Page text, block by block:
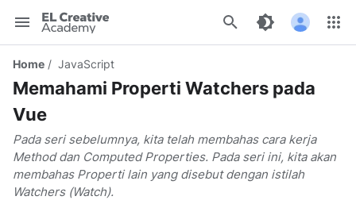
EL
Academy
Home JavaScript
Memahami Properti Watchers pada
Vue
Pada seri sebelumnya, kita telah membahas cara kerja
Method dan Computed Properties. Pada seri ini, kita akan
membahas Properti lain yang disebut dengan istilah
Watchers (Watch).